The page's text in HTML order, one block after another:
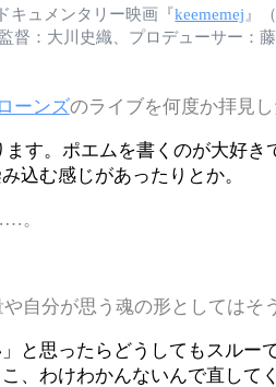
ドキュメンタリー映画『keememej 』
監督：大川史織、プロデューサー：
ーンズのライブを何度か拝見
す。ポエムを書くのが大好
込む感じがあったりとか。
。
自分が思う魂の形としてはそ
と思ったらどうしてもスル
、わけわかんないんで直し